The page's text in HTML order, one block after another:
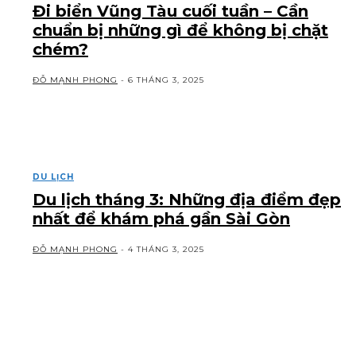
Đi biển Vũng Tàu cuối tuần – Cần
chuẩn bị những gì để không bị chặt
chém?
ĐỖ MẠNH PHONG - 6 THÁNG 3, 2025
DU LỊCH
Du lịch tháng 3: Những địa điểm đẹp
nhất để khám phá gần Sài Gòn
ĐỖ MẠNH PHONG - 4 THÁNG 3, 2025